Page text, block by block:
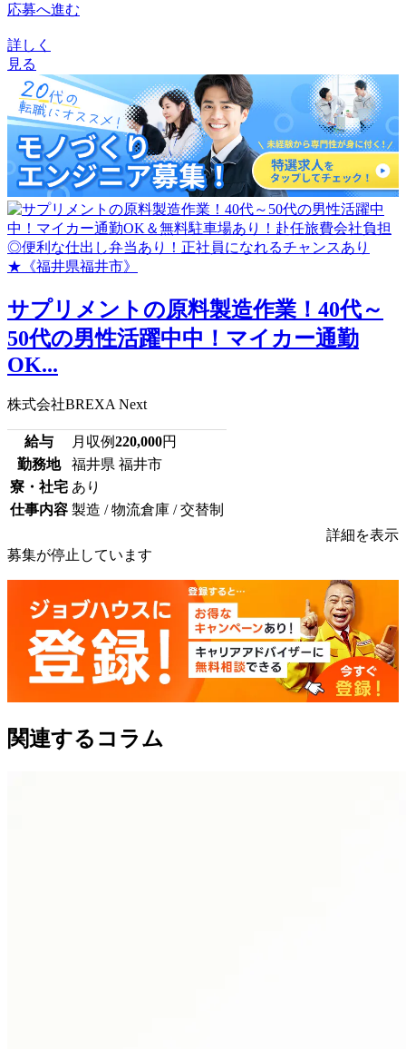
応募へ進む
詳しく
見る
サプリメントの原料製造作業！40代～
50代の男性活躍中中！マイカー通勤
OK...
株式会社BREXA Next
給与 月収例220,000円
勤務地
福井県 福井市
寮・社宅 あり
仕事内容 製造 / 物流倉庫 / 交替制
詳細を表示
募集が停止しています
関連するコラム